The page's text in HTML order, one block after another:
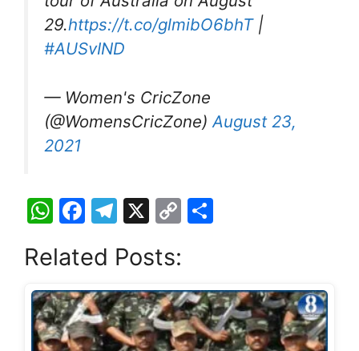
29.https://t.co/glmibO6bhT|
#AUSvIND
— Women's CricZone
(@WomensCricZone) August 23,
2021
W
at
s
A
p
F
c
e
b
o
T
e
gr
a
m
X
C
y
Li
n
e
Related Posts: